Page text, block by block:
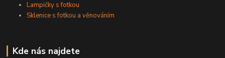
Lampičky s fotkou
Sklenice s fotkou a věnováním
Kde nás najdete